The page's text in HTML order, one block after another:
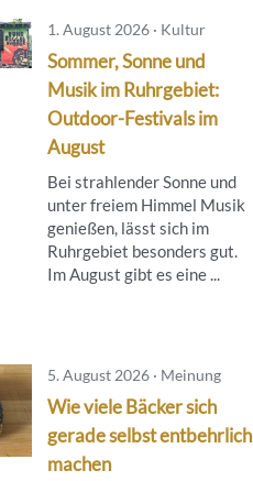
1. August 2026 · Kultur
Sommer, Sonne und
Musik im Ruhrgebiet:
Outdoor-Festivals im
August
Bei strahlender Sonne und
unter freiem Himmel Musik
genießen, lässt sich im
Ruhrgebiet besonders gut.
Im August gibt es eine ...
5. August 2026 · Meinung
Wie viele Bäcker sich
gerade selbst entbehrlich
machen